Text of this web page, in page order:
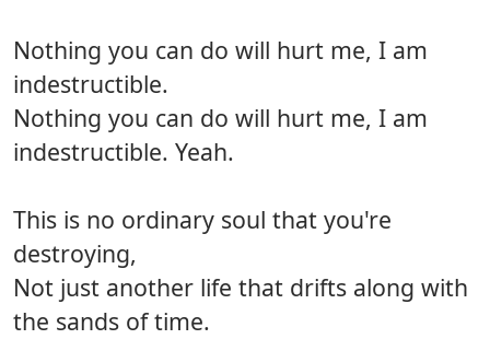
Nothing you can do will hurt me, I am
indestructible.
Nothing you can do will hurt me, I am
indestructible. Yeah.
This is no ordinary soul that you're
destroying,
Not just another life that drifts along with
the sands of time.